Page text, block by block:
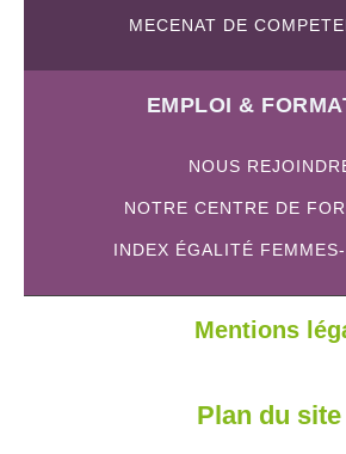
MECENAT DE
EMPLOI &
NOUS
NOTRE CENTRE DE
INDEX ÉGALITÉ
Mentions
Plan du site